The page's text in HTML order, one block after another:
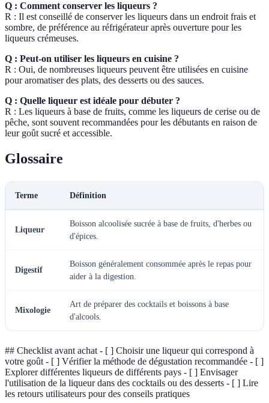
Q : Comment conserver les liqueurs ?
R : Il est conseillé de conserver les liqueurs dans un endroit frais et
sombre, de préférence au réfrigérateur après ouverture pour les
liqueurs crémeuses.
Q : Peut-on utiliser les liqueurs en cuisine ?
R : Oui, de nombreuses liqueurs peuvent être utilisées en cuisine
pour aromatiser des plats, des desserts ou des sauces.
Q : Quelle liqueur est idéale pour débuter ?
R : Les liqueurs à base de fruits, comme les liqueurs de cerise ou de
pêche, sont souvent recommandées pour les débutants en raison de
leur goût sucré et accessible.
Glossaire
Terme Définition
Liqueur
Boisson alcoolisée sucrée à base de fruits, d'herbes ou
d'épices.
Digestif
Boisson généralement consommée après le repas pour
aider à la digestion.
Mixologie
Art de préparer des cocktails et boissons à base
d'alcools.
## Checklist avant achat - [ ] Choisir une liqueur qui correspond à
votre goût - [ ] Vérifier la méthode de dégustation recommandée - [ ]
Explorer différentes liqueurs de différents pays - [ ] Envisager
l'utilisation de la liqueur dans des cocktails ou des desserts - [ ] Lire
les retours utilisateurs pour des conseils pratiques